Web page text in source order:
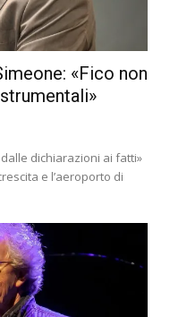
«Fico non
dichiarazioni ai fatti»
e l’aeroporto di